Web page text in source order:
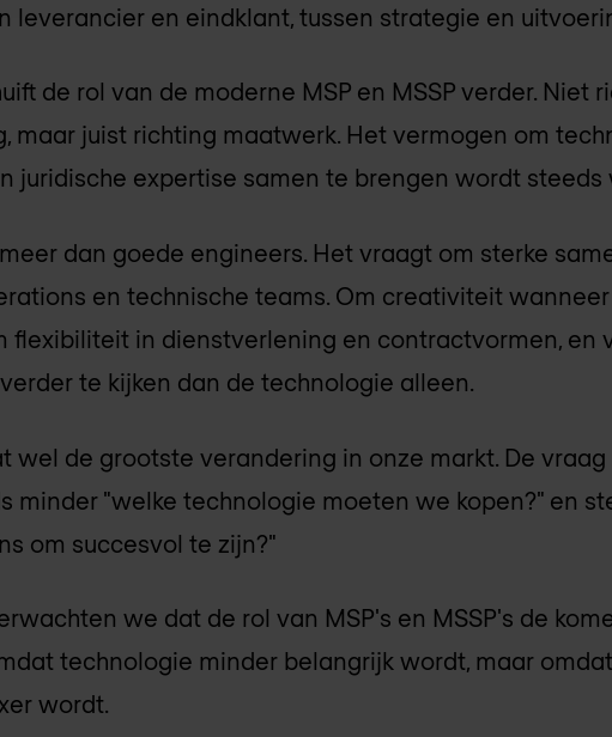
leverancier en eindklant, tussen strategie en
de rol van de moderne MSP en MSSP verder. Niet
maar juist richting maatwerk. Het vermogen om
juridische expertise samen te brengen wordt steeds
dan goede engineers. Het vraagt om sterke
en technische teams. Om creativiteit
flexibiliteit in dienstverlening en contractvormen, en
te kijken dan de technologie alleen.
wel de grootste verandering in onze markt. De
minder "welke technologie moeten we kopen?" en
om succesvol te zijn?"
we dat de rol van MSP's en MSSP's de
technologie minder belangrijk wordt, maar
wordt.